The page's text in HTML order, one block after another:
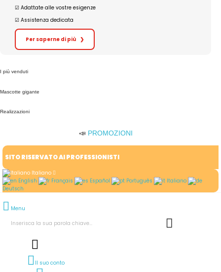
☑︎ Adattate alle vostre esigenze
☑︎ Assistenza dedicata
Per saperne di più ❯
I più venduti
Mascotte gigante
Realizzazioni
📣 PROMOZIONI
SITO RISERVATO AI PROFESSIONISTI
Italiano
English
Français Español Português
Italiano
Deutsch
Menu
Il suo conto